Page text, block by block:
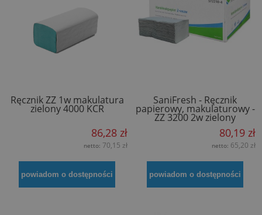
Ręcznik ZZ 1w makulatura
zielony 4000 KCR
86,28 zł
netto: 70,15 zł
powiadom o dostępności
SaniFresh - Ręcznik
papierowy, makulaturowy -
ZZ 3200 2w zielony
80,19 zł
netto: 65,20 zł
powiadom o dostępności